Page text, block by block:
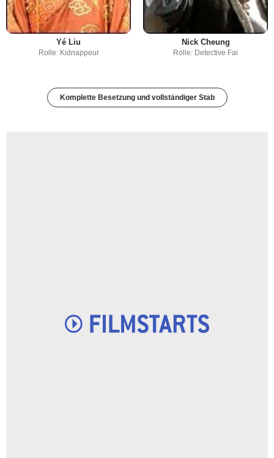
Yé Liu
Rolle: Kidnappeur
Nick Cheung
Rolle: Detective Fai
Komplette Besetzung und vollständiger Stab